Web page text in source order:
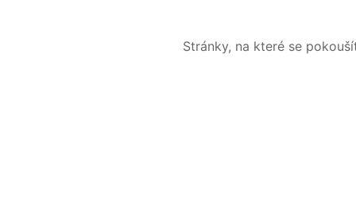
Stránky, na které se